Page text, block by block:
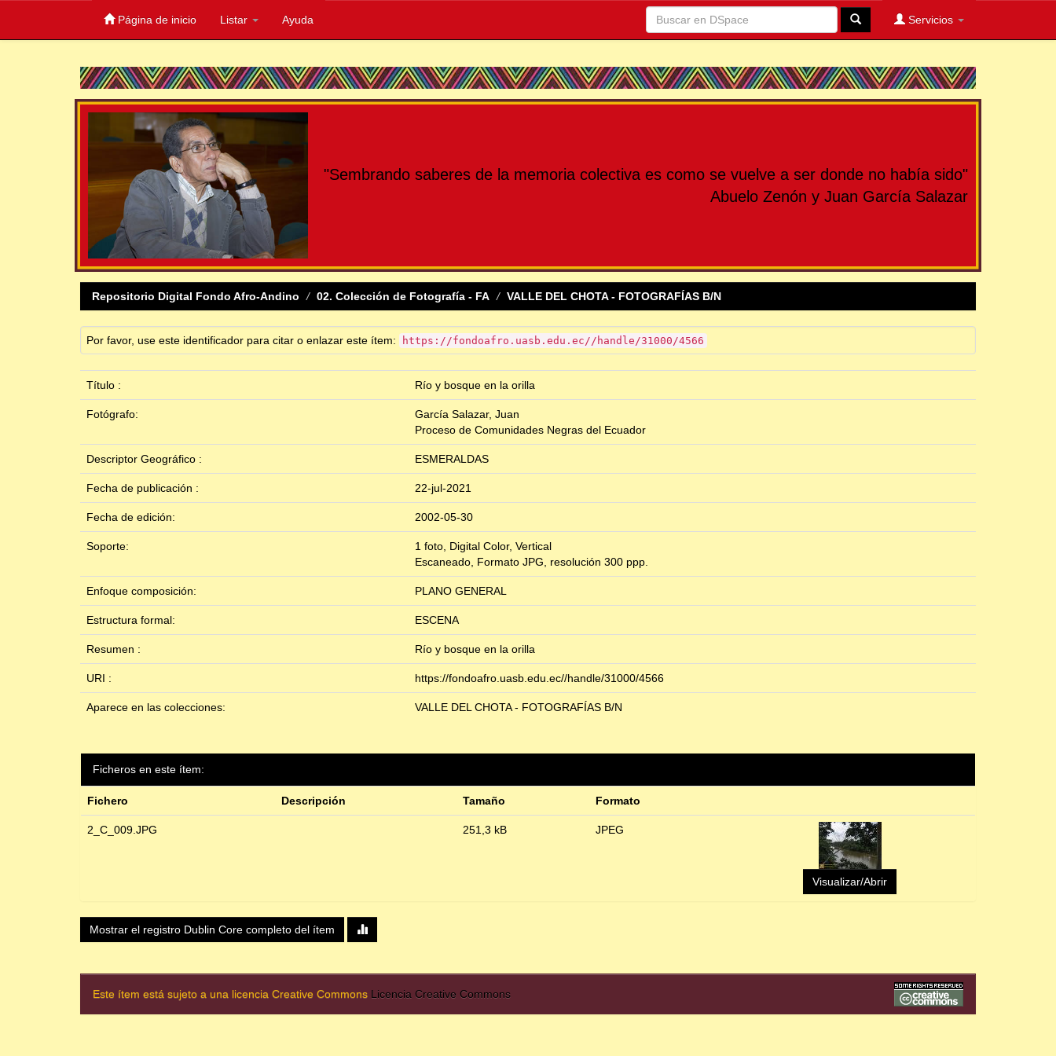
Página de inicio Listar Ayuda Servicios
"Sembrando saberes de la memoria colectiva es como se vuelve a ser donde no había sido"
Abuelo Zenón y Juan García Salazar
Repositorio Digital Fondo Afro-Andino 02. Colección de Fotografía - FA VALLE DEL CHOTA - FOTOGRAFÍAS B/N
Por favor, use este identificador para citar o enlazar este ítem: https://fondoafro.uasb.edu.ec//handle/31000/4566
Título : Río y bosque en la orilla
Fotógrafo:
García Salazar, Juan
Proceso de Comunidades Negras del Ecuador
Descriptor Geográfico : ESMERALDAS
Fecha de publicación : 22-jul-2021
Fecha de edición: 2002-05-30
Soporte:
1 foto, Digital Color, Vertical
Escaneado, Formato JPG, resolución 300 ppp.
Enfoque composición: PLANO GENERAL
Estructura formal: ESCENA
Resumen : Río y bosque en la orilla
URI : https://fondoafro.uasb.edu.ec//handle/31000/4566
Aparece en las colecciones: VALLE DEL CHOTA - FOTOGRAFÍAS B/N
Ficheros en este ítem:
Fichero Descripción Tamaño Formato
2_C_009.JPG 251,3 kB JPEG
Visualizar/Abrir
Mostrar el registro Dublin Core completo del ítem
Este ítem está sujeto a una licencia Creative Commons Licencia Creative Commons